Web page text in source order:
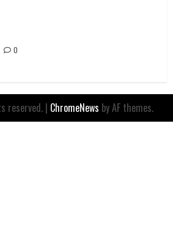
0
reserved. | ChromeNews by AF themes.